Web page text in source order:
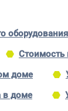
оборудования
Стоимость
доме
в доме